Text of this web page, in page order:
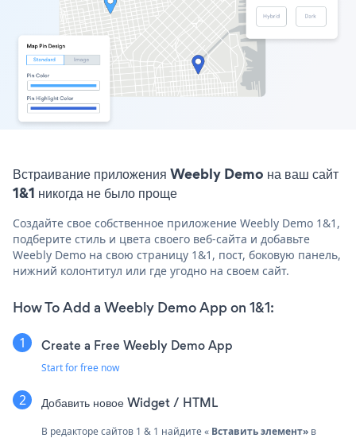
Встраивание приложения Weebly Demo на ваш сайт
1&1 никогда не было проще
Создайте свое собственное приложение Weebly Demo 1&1,
подберите стиль и цвета своего веб-сайта и добавьте
Weebly Demo на свою страницу 1&1, пост, боковую панель,
нижний колонтитул или где угодно на своем сайт.
How To Add a Weebly Demo App on 1&1:
Create a Free Weebly Demo App
Start for free now
Добавить новоеWidget / HTML
В редакторе сайтов 1 & 1 найдите « Вставить элемент» в